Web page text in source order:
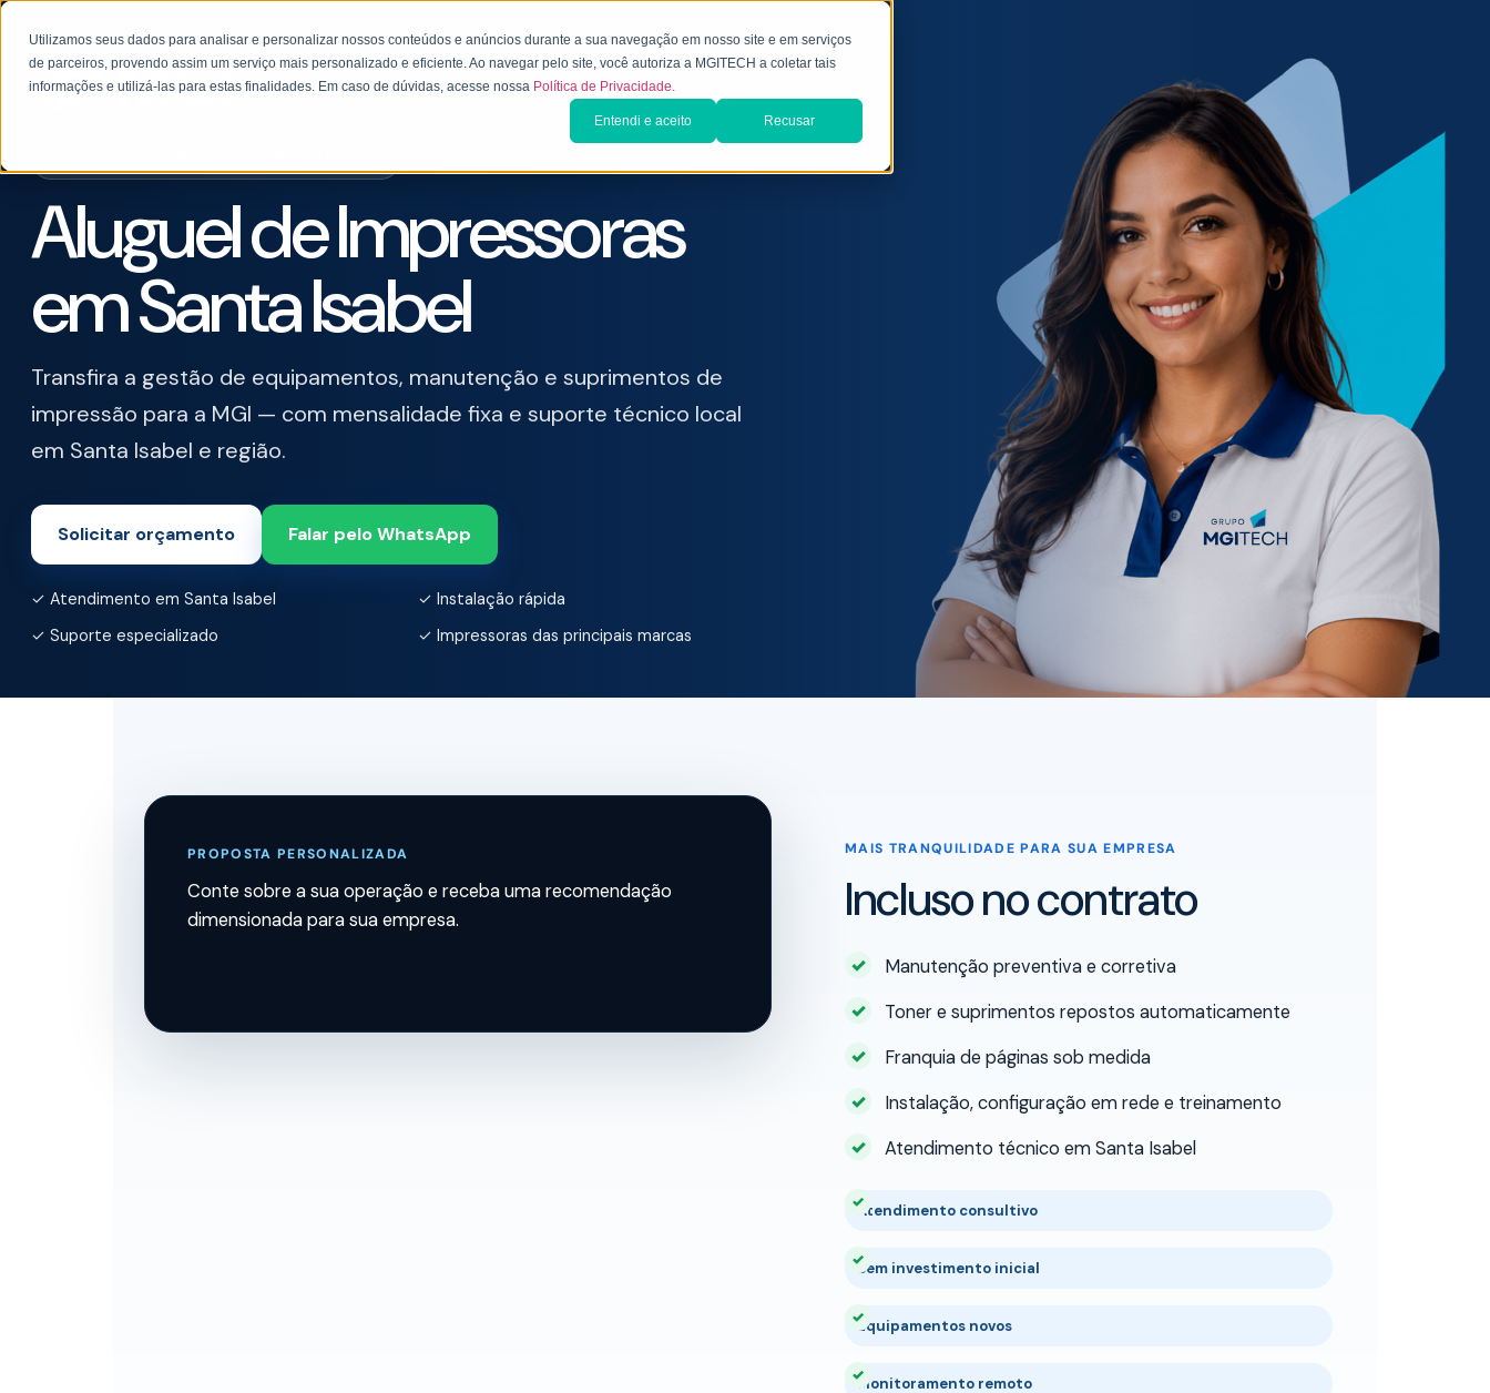
Utilizamos seus dados para analisar e personalizar nossos conteúdos e anúncios durante a sua navegação em nosso site e em serviços
de parceiros, provendo assim um serviço mais personalizado e eficiente. Ao navegar pelo site, você autoriza a MGITECH a coletar tais
informações e utilizá-las para estas finalidades. Em caso de dúvidas, acesse nossa Política de Privacidade.
Entendi e aceito Recusar
Aluguel de Impressoras
em Santa Isabel
Transfira a gestão de equipamentos, manutenção e suprimentos de
impressão para a MGI — com mensalidade fixa e suporte técnico local
em Santa Isabel e região.
Solicitar orçamento Falar pelo WhatsApp
✓ Atendimento em Santa Isabel
✓ Instalação rápida
✓ Suporte especializado
✓ Impressoras das principais marcas
PROPOSTA PERSONALIZADA
Conte sobre a sua operação e receba uma recomendação
dimensionada para sua empresa.
MAIS TRANQUILIDADE PARA SUA EMPRESA
Incluso no contrato
Manutenção preventiva e corretiva
Toner e suprimentos repostos automaticamente
Franquia de páginas sob medida
Instalação, configuração em rede e treinamento
Atendimento técnico em Santa Isabel
Atendimento consultivo
Sem investimento inicial
Equipamentos novos
Monitoramento remoto